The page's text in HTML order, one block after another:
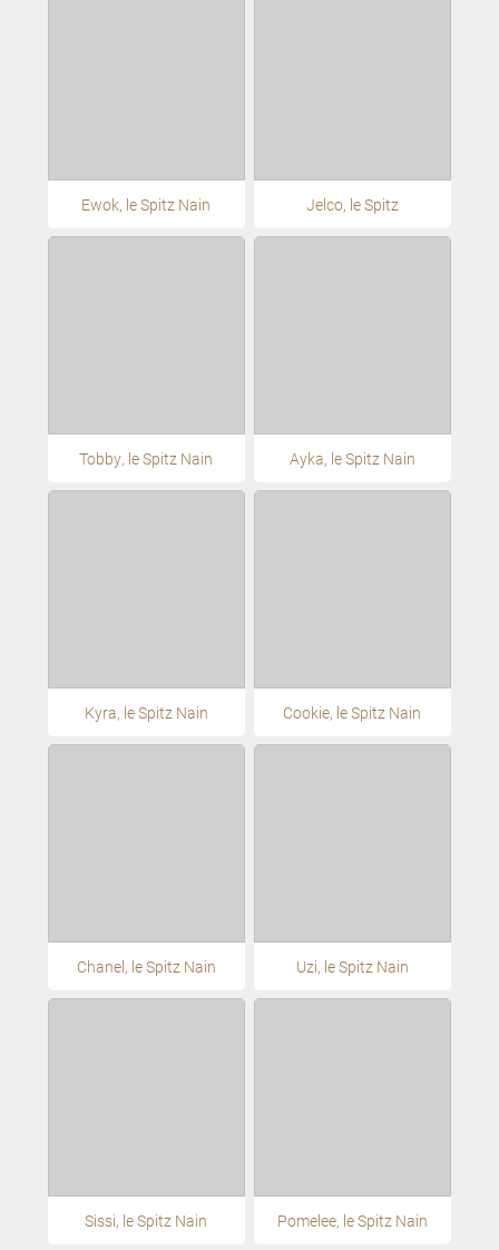
Ewok, le Spitz Nain Jelco, le Spitz
Tobby, le Spitz Nain Ayka, le Spitz Nain
Kyra, le Spitz Nain Cookie, le Spitz Nain
Chanel, le Spitz Nain Uzi, le Spitz Nain
Sissi, le Spitz Nain Pomelee, le Spitz Nain